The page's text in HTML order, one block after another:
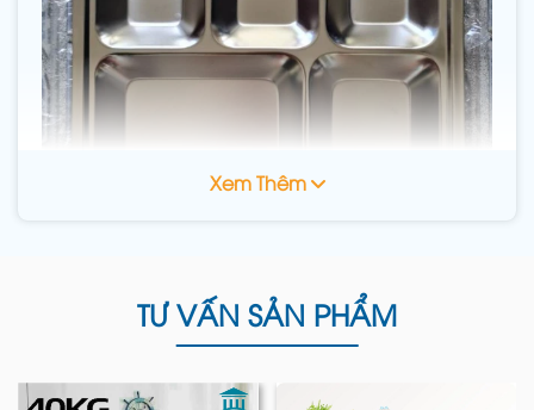
1. Bảng giá khay đựng cơm
inox tại Đại Ngân
Xem Thêm
TƯ VẤN SẢN PHẨM